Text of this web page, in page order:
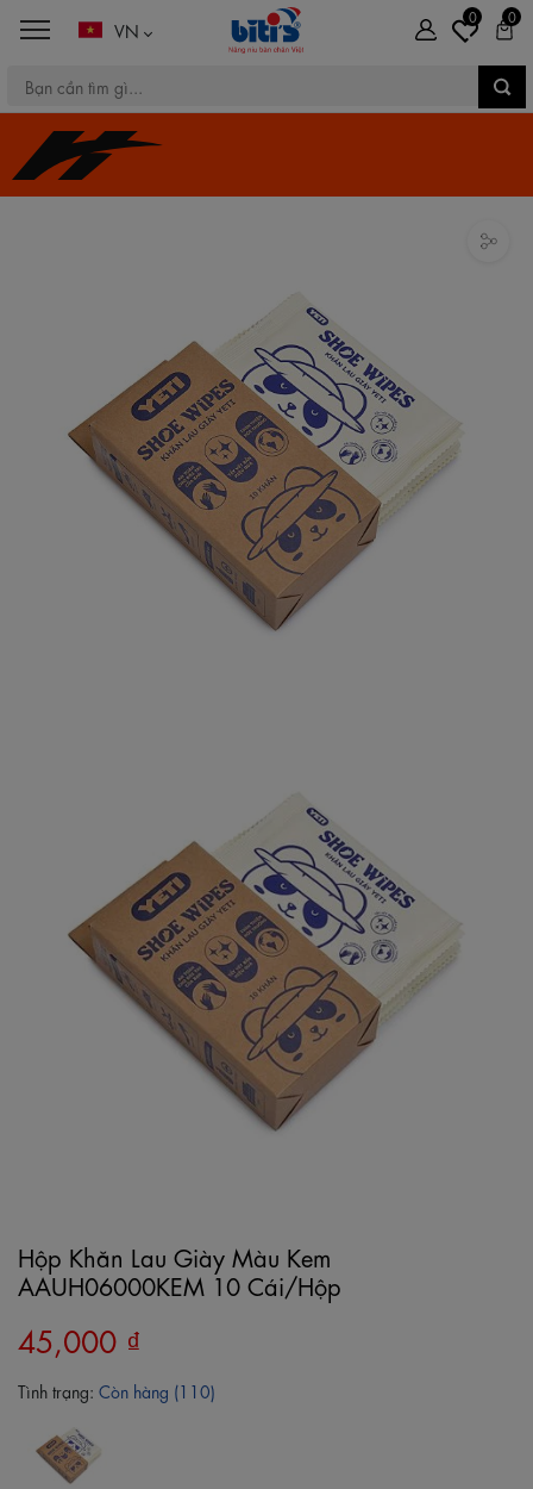
VN
0 0
Hộp Khăn Lau Giày Màu Kem
AAUH06000KEM 10 Cái/Hộp
45,000 ₫
Tình trạng: Còn hàng (110)